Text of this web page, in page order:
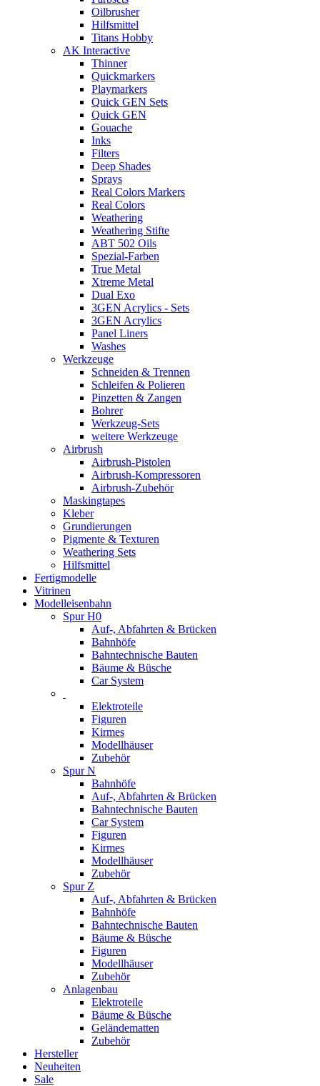
Oilbrusher
Hilfsmittel
Titans Hobby
AK Interactive
Thinner
Quickmarkers
Playmarkers
Quick GEN Sets
Quick GEN
Gouache
Inks
Filters
Deep Shades
Sprays
Real Colors Markers
Real Colors
Weathering
Weathering Stifte
ABT 502 Oils
Spezial-Farben
True Metal
Xtreme Metal
Dual Exo
3GEN Acrylics - Sets
3GEN Acrylics
Panel Liners
Washes
Werkzeuge
Schneiden & Trennen
Schleifen & Polieren
Pinzetten & Zangen
Bohrer
Werkzeug-Sets
weitere Werkzeuge
Airbrush
Airbrush-Pistolen
Airbrush-Kompressoren
Airbrush-Zubehör
Maskingtapes
Kleber
Grundierungen
Pigmente & Texturen
Weathering Sets
Hilfsmittel
Fertigmodelle
Vitrinen
Modelleisenbahn
Spur H0
Auf-, Abfahrten & Brücken
Bahnhöfe
Bahntechnische Bauten
Bäume & Büsche
Car System
Elektroteile
Figuren
Kirmes
Modellhäuser
Zubehör
Spur N
Bahnhöfe
Auf-, Abfahrten & Brücken
Bahntechnische Bauten
Car System
Figuren
Kirmes
Modellhäuser
Zubehör
Spur Z
Auf-, Abfahrten & Brücken
Bahnhöfe
Bahntechnische Bauten
Bäume & Büsche
Figuren
Modellhäuser
Zubehör
Anlagenbau
Elektroteile
Bäume & Büsche
Geländematten
Zubehör
Hersteller
Neuheiten
Sale